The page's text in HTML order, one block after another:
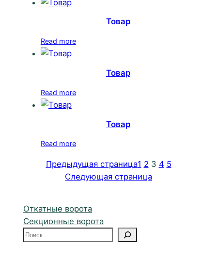
Товар
Read more
Товар
Read more
Товар
Read more
Предыдущая страница1 2 3 4 5
Следующая страница
Откатные ворота
Секционные ворота
П